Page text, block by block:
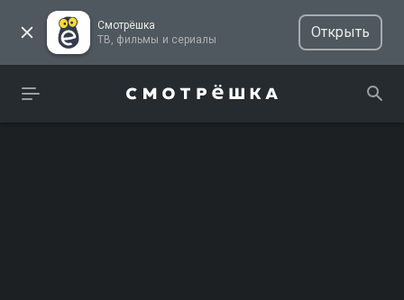
Смотрёшка
ТВ, фильмы и сериалы
Открыть